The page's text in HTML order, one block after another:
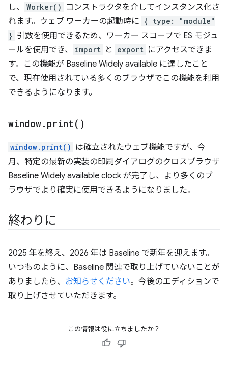
し、
Worker()
コンストラクタを介してインスタンス化さ
れます。ウェブ ワーカーの起動時に { type: "module"
} 引数を使用できるため、ワーカー スコープで ES モジュ
ールを使用でき、
import と export にアクセスできま
す。この機能が Baseline Widely available に達したこと
で、現在使用されている多くのブラウザでこの機能を利用
できるようになります。
window. print( )
window.print() は確立されたウェブ機能ですが、今
月、特定の最新の実装の印刷ダイアログのクロスブラウザ
Baseline Widely available clock が完了し、より多くのブ
ラウザでより確実に使用できるようになりました。
終わりに
2025 年を終え、2026 年は Baseline で新年を迎えます。
いつものように、Baseline 関連で取り上げていないことが
ありましたら、 お知らせください。今後のエディションで
取り上げさせていただきます。
この情報は役に立ちましたか？